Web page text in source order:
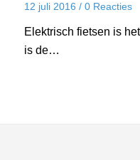
12 juli 2016 / 0 Reacties
Elektrisch fietsen is
is de…